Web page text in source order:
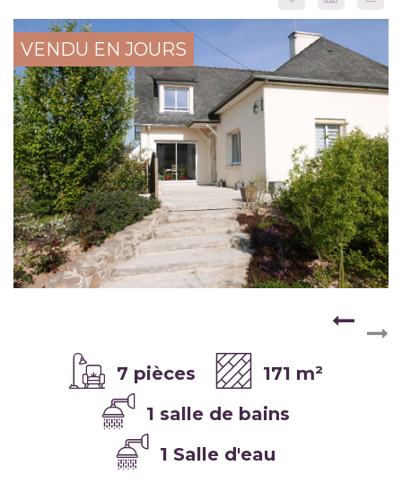
VENDU EN JOURS
7 pièces
171 m²
1 salle de bains
1 Salle d'eau